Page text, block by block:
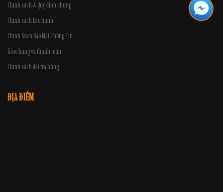
Chính sách & Quy định chung
Chính sách bảo hành
Chính Sách Bảo Mật Thông Tin
Giao hàng và thanh toán
Chính sách đổi trả hàng
ĐỊA ĐIỂM